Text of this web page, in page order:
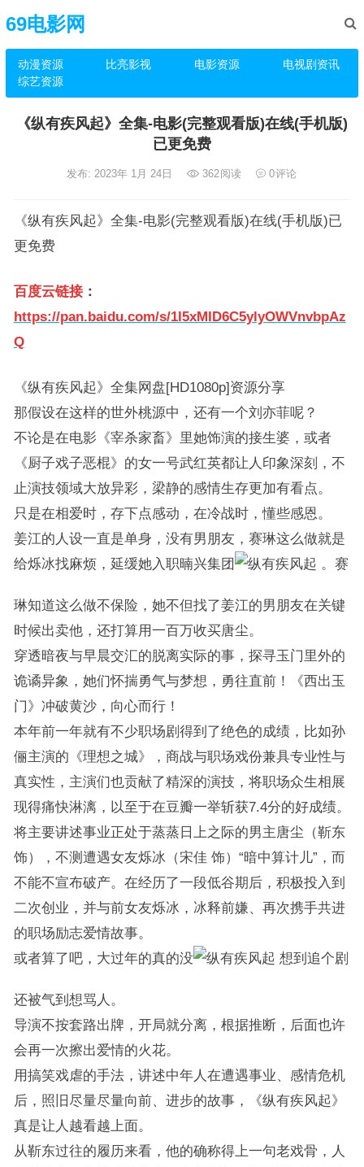
69电影网
动漫资源 比亮影视 电影资源
电视剧资讯
综艺资源
《纵有疾风起》全集-电影(完整观看版)在线(手机版)
已更免费
发布: 2023年 1月 24日 362阅读 0评论
《纵有疾风起》全集-电影(完整观看版)在线(手机版)已
更免费
百度云链接：
https://pan.baidu.com/s/1I5xMID6C5ylyOWVnvbpAz
Q
《纵有疾风起》全集网盘[HD1080p]资源分享
那假设在这样的世外桃源中，还有一个刘亦菲呢？
不论是在电影《宰杀家畜》里她饰演的接生婆，或者
《厨子戏子恶棍》的女一号武红英都让人印象深刻，不
止演技领域大放异彩，梁静的感情生存更加有看点。
只是在相爱时，存下点感动，在冷战时，懂些感恩。
姜江的人设一直是单身，没有男朋友，赛琳这么做就是
给烁冰找麻烦，延缓她入职暔兴集团
。赛
琳知道这么做不保险，她不但找了姜江的男朋友在关键
时候出卖他，还打算用一百万收买唐尘。
穿透暗夜与早晨交汇的脱离实际的事，探寻玉门里外的
诡谲异象，她们怀揣勇气与梦想，勇往直前！《西出玉
门》冲破黄沙，向心而行！
本年前一年就有不少职场剧得到了绝色的成绩，比如孙
俪主演的《理想之城》，商战与职场戏份兼具专业性与
真实性，主演们也贡献了精深的演技，将职场众生相展
现得痛快淋漓，以至于在豆瓣一举斩获7.4分的好成绩。
将主要讲述事业正处于蒸蒸日上之际的男主唐尘（靳东
饰），不测遭遇女友烁冰（宋佳 饰）“暗中算计儿”，而
不能不宣布破产。在经历了一段低谷期后，积极投入到
二次创业，并与前女友烁冰，冰释前嫌、再次携手共进
的职场励志爱情故事。
或者算了吧，大过年的真的没
想到追个剧
还被气到想骂人。
导演不按套路出牌，开局就分离，根据推断，后面也许
会再一次擦出爱情的火花。
用搞笑戏虐的手法，讲述中年人在遭遇事业、感情危机
后，照旧尽量尽量向前、进步的故事，《纵有疾风起》
真是让人越看越上面。
从靳东过往的履历来看，他的确称得上一句老戏骨，人